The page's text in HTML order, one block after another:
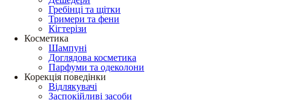
Гребінці та щітки
Тримери та фени
Кігтерізи
Косметика
Шампуні
Доглядова косметика
Парфуми та одеколони
Корекція поведінки
Відлякувачі
Заспокійливі засоби